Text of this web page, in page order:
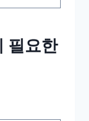
필요한